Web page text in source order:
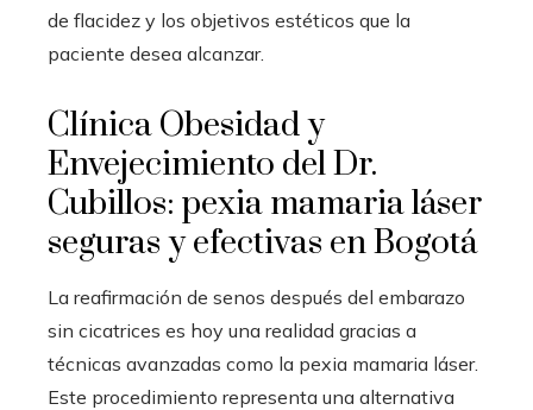
de flacidez y los objetivos estéticos que la
paciente desea alcanzar.
Clínica Obesidad y
Envejecimiento del Dr.
Cubillos: pexia mamaria láser
seguras y efectivas en Bogotá
La reafirmación de senos después del embarazo
sin cicatrices es hoy una realidad gracias a
técnicas avanzadas como la pexia mamaria láser.
Este procedimiento representa una alternativa